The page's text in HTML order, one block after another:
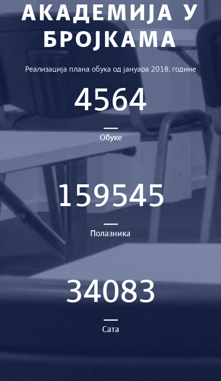
АКАДЕМИЈА У
БРОЈКАМА
Реализација плана обука од јануара 2018. године
4564
Обуке
159545
Полазника
34083
Сата